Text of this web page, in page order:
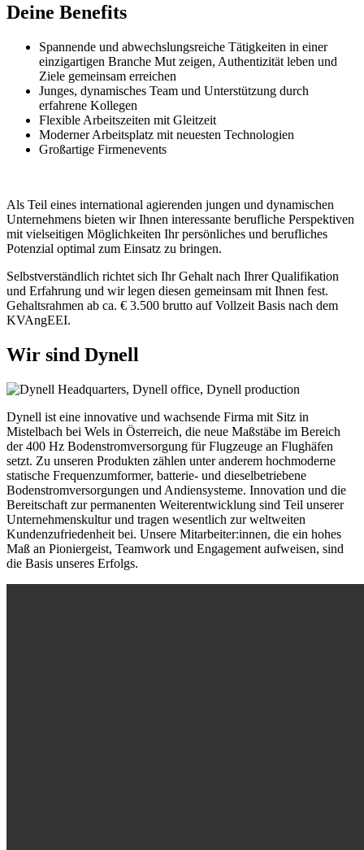
Deine Benefits
Spannende und abwechslungsreiche Tätigkeiten in einer
einzigartigen Branche Mut zeigen, Authentizität leben und
Ziele gemeinsam erreichen
Junges, dynamisches Team und Unterstützung durch
erfahrene Kollegen
Flexible Arbeitszeiten mit Gleitzeit
Moderner Arbeitsplatz mit neuesten Technologien
Großartige Firmenevents
Als Teil eines international agierenden jungen und dynamischen
Unternehmens bieten wir Ihnen interessante berufliche Perspektiven
mit vielseitigen Möglichkeiten Ihr persönliches und berufliches
Potenzial optimal zum Einsatz zu bringen.
Selbstverständlich richtet sich Ihr Gehalt nach Ihrer Qualifikation
und Erfahrung und wir legen diesen gemeinsam mit Ihnen fest.
Gehaltsrahmen ab ca. € 3.500 brutto auf Vollzeit Basis nach dem
KVAngEEI.
Wir sind Dynell
Dynell ist eine innovative und wachsende Firma mit Sitz in
Mistelbach bei Wels in Österreich, die neue Maßstäbe im Bereich
der 400 Hz Bodenstromversorgung für Flugzeuge an Flughäfen
setzt. Zu unseren Produkten zählen unter anderem hochmoderne
statische Frequenzumformer, batterie- und dieselbetriebene
Bodenstromversorgungen und Andiensysteme. Innovation und die
Bereitschaft zur permanenten Weiterentwicklung sind Teil unserer
Unternehmenskultur und tragen wesentlich zur weltweiten
Kundenzufriedenheit bei. Unsere Mitarbeiter:innen, die ein hohes
Maß an Pioniergeist, Teamwork und Engagement aufweisen, sind
die Basis unseres Erfolgs.